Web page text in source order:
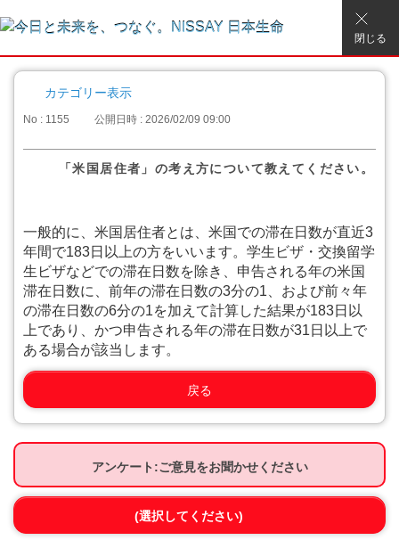
閉じる
カテゴリー表示
No : 1155 公開日時 : 2026/02/09 09:00
「米国居住者」の考え方について教えてください。
一般的に、米国居住者とは、米国での滞在日数が直近3
年間で183日以上の方をいいます。学生ビザ・交換留学
生ビザなどでの滞在日数を除き、申告される年の米国
滞在日数に、前年の滞在日数の3分の1、および前々年
の滞在日数の6分の1を加えて計算した結果が183日以
上であり、かつ申告される年の滞在日数が31日以上で
ある場合が該当します。
戻る
アンケート:ご意見をお聞かせください
(選択してください)